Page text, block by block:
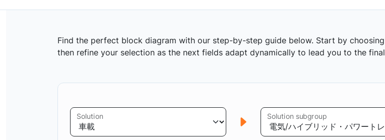
Find the perfect block diagram with our step-by-step guide below. Start by
then refine your selection as the next fields adapt dynamically to lead you to the
Solution Solution subgroup